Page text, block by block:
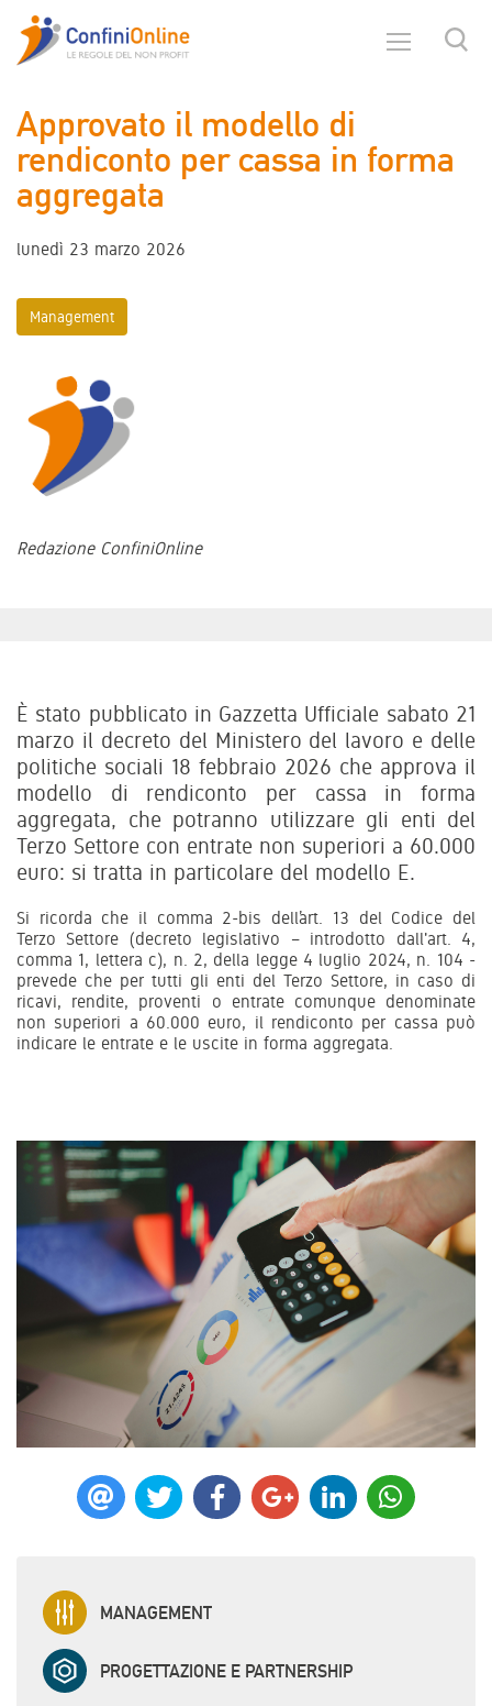
Approvato il modello di
rendiconto per cassa in forma
aggregata
lunedì 23 marzo 2026
Management
Redazione ConfiniOnline
È stato pubblicato in Gazzetta Ufficiale sabato 21
marzo il decreto del Ministero del lavoro e delle
politiche sociali 18 febbraio 2026 che approva il
modello di rendiconto per cassa in forma
aggregata, che potranno utilizzare gli enti del
Terzo Settore con entrate non superiori a 60.000
euro: si tratta in particolare del modello E.
Si ricorda che il comma 2-bis dell’art. 13 del Codice del
Terzo Settore (decreto legislativo – introdotto dall'art. 4,
comma 1, lettera c), n. 2, della legge 4 luglio 2024, n. 104 -
prevede che per tutti gli enti del Terzo Settore, in caso di
ricavi, rendite, proventi o entrate comunque denominate
non superiori a 60.000 euro, il rendiconto per cassa può
indicare le entrate e le uscite in forma aggregata.
MANAGEMENT
PROGETTAZIONE E PARTNERSHIP